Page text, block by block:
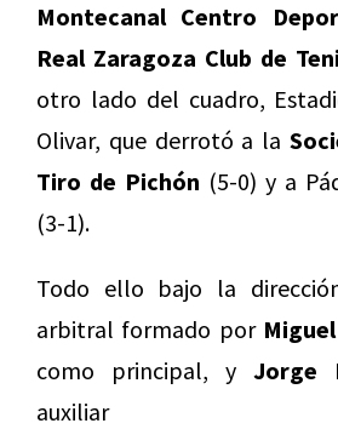
Montecanal Centro
Real Zaragoza Club de
otro lado del cuadro,
Olivar, que derrotó a la
Tiro de Pichón (5-0) y a
(3-1).
Todo ello bajo la
arbitral formado porMiguel
como principal, y Jorge
auxiliar